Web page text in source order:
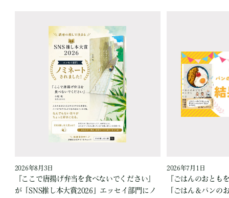
2026年8月3日
『ここで唐揚げ弁当を食べないでください』
が「SNS推し本大賞2026」エッセイ部門にノ
2026年7月1日
『ごはんのおとも
「ごはん＆パンの